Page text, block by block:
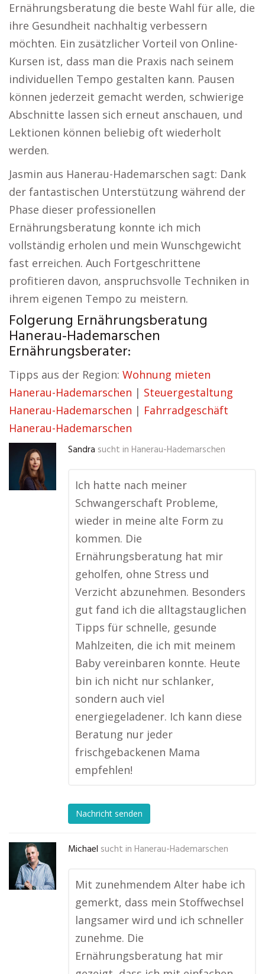
Ernährungsberatung die beste Wahl für alle, die
ihre Gesundheit nachhaltig verbessern
möchten. Ein zusätzlicher Vorteil von Online-
Kursen ist, dass man die Praxis nach seinem
individuellen Tempo gestalten kann. Pausen
können jederzeit gemacht werden, schwierige
Abschnitte lassen sich erneut anschauen, und
Lektionen können beliebig oft wiederholt
werden.
Jasmin aus Hanerau-Hademarschen sagt: Dank
der fantastischen Unterstützung während der
Phase dieser professionellen
Ernährungsberatung konnte ich mich
vollständig erholen und mein Wunschgewicht
fast erreichen. Auch Fortgeschrittene
profitieren davon, anspruchsvolle Techniken in
ihrem eigenen Tempo zu meistern.
Folgerung Ernährungsberatung
Hanerau-Hademarschen
Ernährungsberater:
Tipps aus der Region: Wohnung mieten
Hanerau-Hademarschen | Steuergestaltung
Hanerau-Hademarschen | Fahrradgeschäft
Hanerau-Hademarschen
Sandra sucht in Hanerau-Hademarschen
Ich hatte nach meiner
Schwangerschaft Probleme,
wieder in meine alte Form zu
kommen. Die
Ernährungsberatung hat mir
geholfen, ohne Stress und
Verzicht abzunehmen. Besonders
gut fand ich die alltagstauglichen
Tipps für schnelle, gesunde
Mahlzeiten, die ich mit meinem
Baby vereinbaren konnte. Heute
bin ich nicht nur schlanker,
sondern auch viel
energiegeladener. Ich kann diese
Beratung nur jeder
frischgebackenen Mama
empfehlen!
Nachricht senden
Michael sucht in Hanerau-Hademarschen
Mit zunehmendem Alter habe ich
gemerkt, dass mein Stoffwechsel
langsamer wird und ich schneller
zunehme. Die
Ernährungsberatung hat mir